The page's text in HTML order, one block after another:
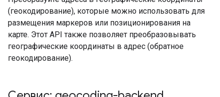
(геокодирование), которые можно использовать для
размещения маркеров или позиционирования на
карте. Этот API также позволяет преобразовывать
географические координаты в адрес (обратное
геокодирование).